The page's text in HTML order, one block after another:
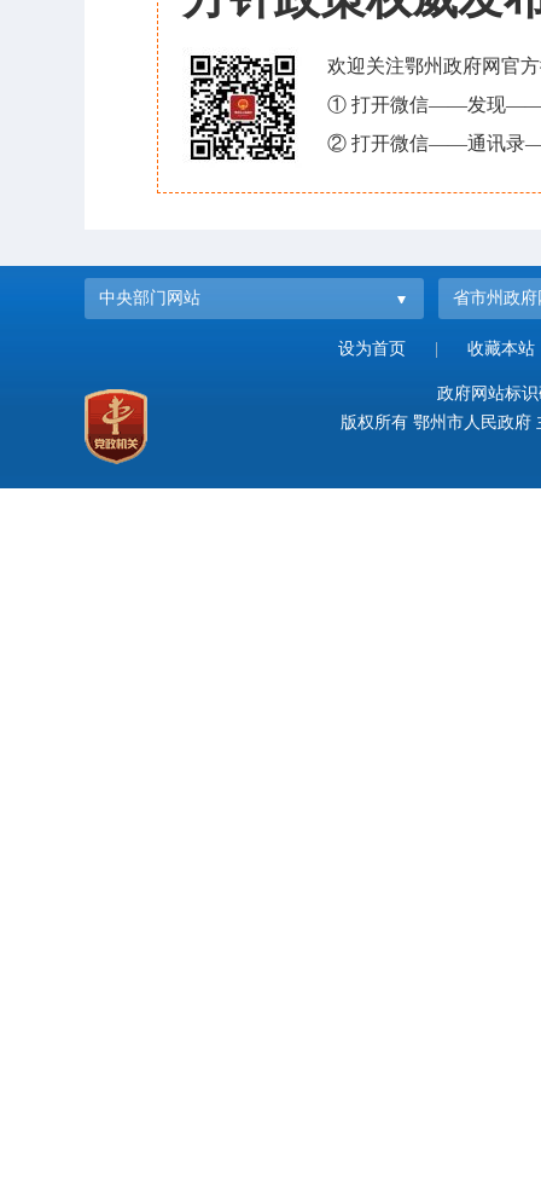
欢迎关注鄂州政府网官
① 打开微信——发现——
② 打开微信——通讯录
中央部门网站 省市州政府
设为首页 收藏本站
政府网站标
版权所有 鄂州市人民政府